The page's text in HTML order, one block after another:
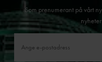
Som prenumerant på vårt